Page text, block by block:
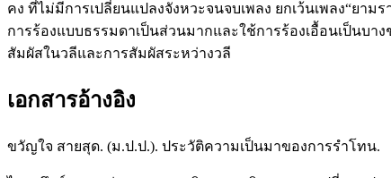
คง ที่ไม่มีการเปลี่ยนแปลงจังหวะจนจบเพลง ยกเว้นเพลง“ย
การร้องแบบธรรมดาเป็นส่วนมากและใช้การร้องเอื้อนเป็นบ
สัมผัสในวลีและการสัมผัสระหว่างวลี
เอกสารอ้างอิง
ขวัญใจ สายสุด. (ม.ป.ป.). ประวัติความเป็นมาของการรำโทน.